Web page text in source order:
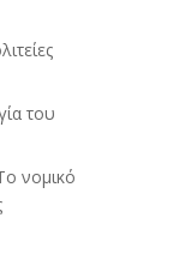
του
νομικό